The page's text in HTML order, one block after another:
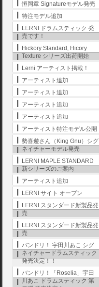
恒岡章 Signatureモデル発売
特注モデル追加
LERNI ドラムスティック 発
売です！
Hickory Standard, Hicory
Texture シリーズ出荷開始
Lerni アーティスト掲載！
アーティスト追加
アーティスト追加
アーティスト追加
アーティスト追加
アーティスト特注モデル公開
勢喜遊さん（King Gnu）シグ
ネイチャーモデル発売
LERNI MAPLE STANDARD
新シリーズのご案内
アーティスト追加
LERNI サイト オープン
LERNI スタンダード新製品発
売
LERNI スタンダード新製品発
売
バンドリ！ 宇田川あこ シグ
ネイチャードラムスティック
発売決定！！
バンドリ！「Roselia」宇田
川あこ ドラムスティック 第